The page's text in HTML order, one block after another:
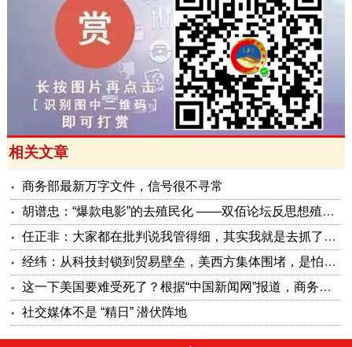
相关文章
商务部最新万字文件，信号很不寻常
胡谱忠：“爆款电影”的去殖民化 ——双佰论坛反思想殖民系列报告之五
任正非：大家都在批判说我管得细，其实我就是去抓了一些点激活原有政策这潭水
经纬：从科技封锁到贸易壁垒，美西方集体围堵，是怕被砸了金饭碗
这一下美国要难受死了？根据“中国新闻网”报道，商务部公布了5项对美反制措施，可谓是招招击准美国要害！
社交媒体不是 “精日” 潜伏阵地